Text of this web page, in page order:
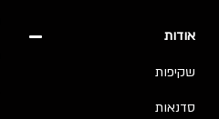
אודות
שקיפות
סדנאות